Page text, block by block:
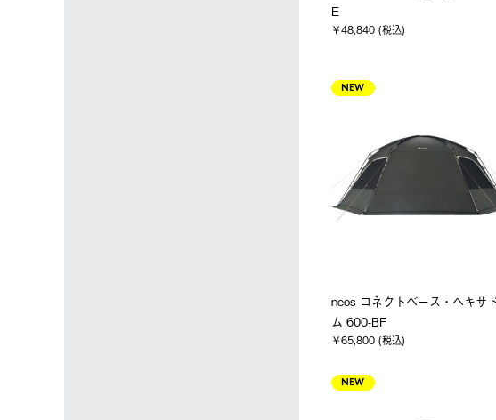
E
￥48,840 (税込)
NEW
neos コネクトベース・ヘキサ
ム 600-BF
￥65,800 (税込)
NEW